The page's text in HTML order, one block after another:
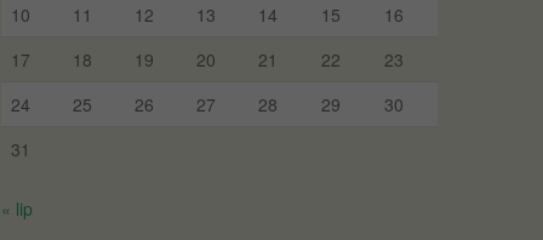
10
11 12 13 14 15
16
17
18 19 20 21 22
23
24
25 26 27 28 29
30
31
« lip